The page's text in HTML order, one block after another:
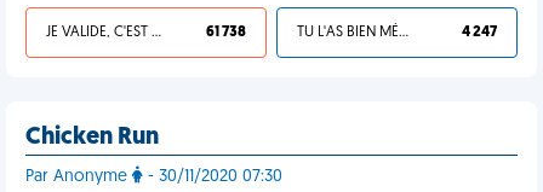
JE VALIDE, C'EST UNE VDM 61 738 TU L'AS BIEN MÉRITÉ 4 247
Chicken Run
Par Anonyme - 30/11/2020 07:30